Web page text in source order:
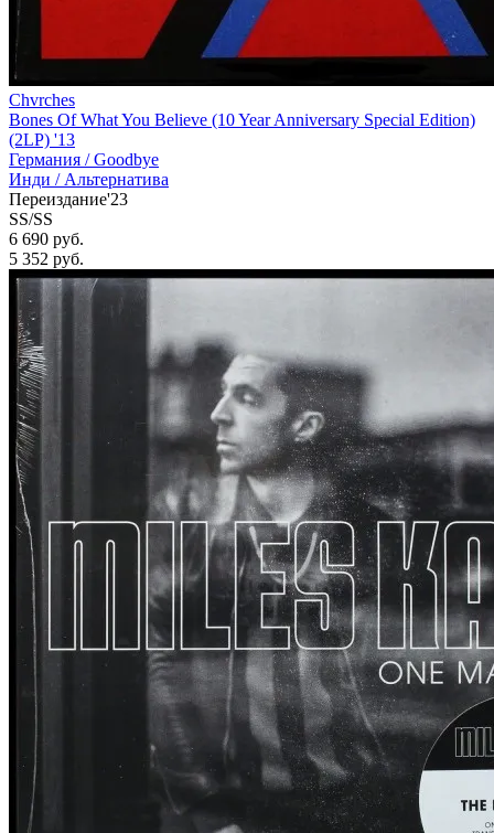
Chvrches
Bones Of What You Believe (10 Year Anniversary Special Edition)
(2LP) '13
Германия /Goodbye
Инди / Альтернатива
Переиздание'23
SS/SS
6 690 руб.
5 352 руб.